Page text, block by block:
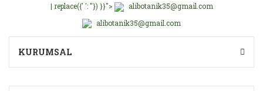
| replace({' ': ''}) }}">
alibotanik35@gmail.com
alibotanik35@gmail.com
KURUMSAL